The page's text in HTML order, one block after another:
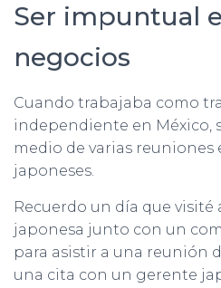
Ser impuntual
negocios
Cuando trabajaba como
independiente en México,
medio de varias reuniones
japoneses.
Recuerdo un día que visité
japonesa junto con un
para asistir a una reunión
una cita con un gerente